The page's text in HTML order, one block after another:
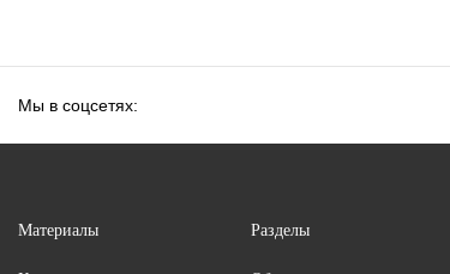
Мы в соцсетях:
Материалы Разделы